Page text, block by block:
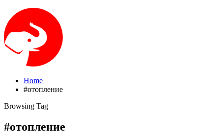
Home
#отопление
Browsing Tag
#отопление